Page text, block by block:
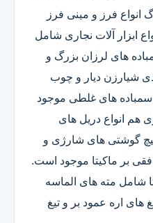
انواع فرز و مینی فرز
ابزار آلات نجاری شامل
های لرزان بزرگ و
شیارزن دیار و چوب
سمباده های غلطی موجود
هم انواع دریل های
گوشتی های شارژی و
بر ماکیتا موجود است.
شامل مته های الماسه
های اره عمود بر و تیغ